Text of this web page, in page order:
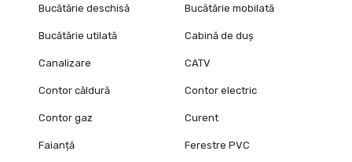
Bucătărie deschisă Bucătărie mobilată
Bucătărie utilată Cabină de duș
Canalizare CATV
Contor căldură Contor electric
Contor gaz Curent
Faianță Ferestre PVC